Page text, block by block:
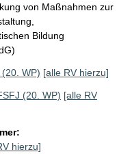
von Maßnahmen zur
Bildung
(20. WP) [alle RV hierzu]
(20. WP) [alle RV
hierzu]